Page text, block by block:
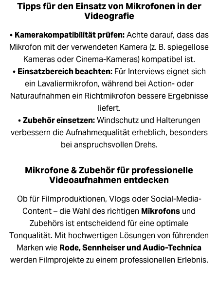
Tipps für den Einsatz von Mikrofonen in der
Videografie
• Kamerakompatibilität prüfen:Achte darauf, dass das
Mikrofon mit der verwendeten Kamera (z. B. spiegellose
Kameras oder Cinema-Kameras) kompatibel ist.
• Einsatzbereich beachten:Für Interviews eignet sich
ein Lavaliermikrofon, während bei Action- oder
Naturaufnahmen ein Richtmikrofon bessere Ergebnisse
liefert.
•Zubehör einsetzen:Windschutz und Halterungen
verbessern die Aufnahmequalität erheblich, besonders
bei anspruchsvollen Drehs.
Mikrofone & Zubehör für professionelle
Videoaufnahmen entdecken
Ob für Filmproduktionen, Vlogs oder Social-Media-
Content – die Wahl des richtigen Mikrofons und
Zubehörs ist entscheidend für eine optimale
Tonqualität. Mit hochwertigen Lösungen von führenden
Marken wie Rode, Sennheiser und Audio-Technica
werden Filmprojekte zu einem professionellen Erlebnis.